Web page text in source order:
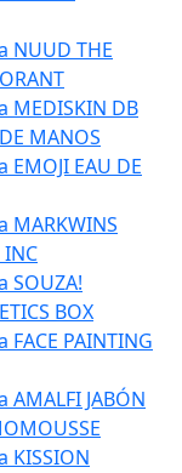
NUUD THE
MEDISKIN DB
MANOS
EAU DE
MARKWINS
INC
SOUZA!
BOX
PAINTING
JABÓN
KISSION